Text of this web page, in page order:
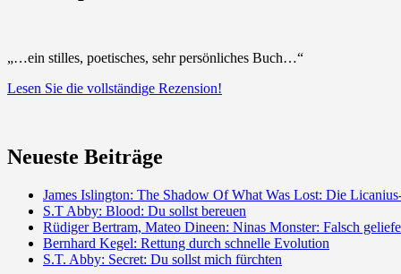
„…ein stilles, poetisches, sehr persönliches Buch…“
Lesen Sie die vollständige Rezension!
Neueste Beiträge
James Islington: The Shadow Of What Was Lost: Die
S.T Abby: Blood: Du sollst bereuen
Rüdiger Bertram, Mateo Dineen: Ninas Monster: Falsch
Bernhard Kegel: Rettung durch schnelle Evolution
S.T. Abby: Secret: Du sollst mich fürchten